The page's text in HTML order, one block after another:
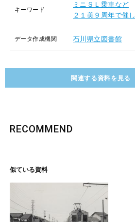
キーワード
ミニＳＬ乗車など
２１美９周年で催し
データ作成機関 石川県立図書館
関連する資料を見る
RECOMMEND
似ている資料